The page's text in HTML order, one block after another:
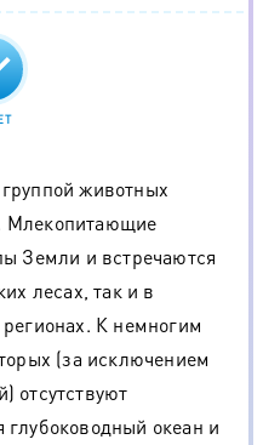
животных
Млекопитающие
Земли и встречаются
лесах, так и в
К немногим
(за исключением
отсутствуют
океан и